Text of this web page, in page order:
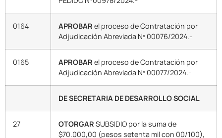
0164 APROBAR el proceso de Contratación por
Adjudicación Abreviada Nº 00076/2024.-
0165 APROBAR el proceso de Contratación por
Adjudicación Abreviada Nº 00077/2024.-
DE SECRETARIA DE DESARROLLO SOCIAL
27 OTORGAR SUBSIDIO por la suma de
$70.000,00 (pesos setenta mil con 00/100),